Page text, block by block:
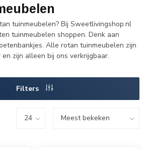
tuinmeubelen? Bij Sweetlivingshop.nl
tuinmeubelen shoppen. Denk aan
Alle rotan tuinmeubelen zijn
zijn alleen bij ons verkrijgbaar.
Filters